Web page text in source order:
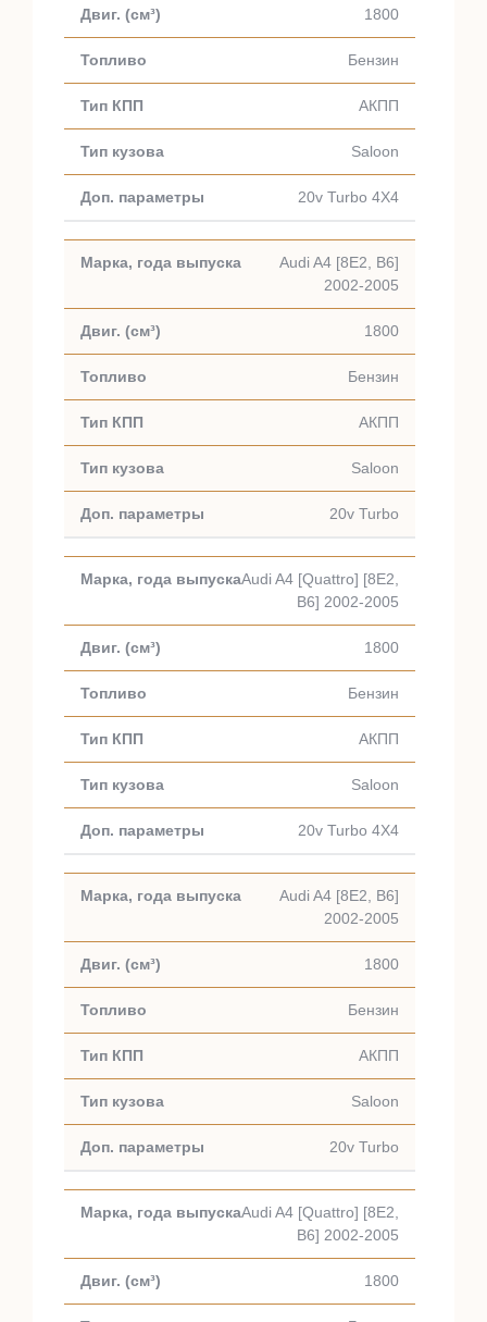
1800
Бензин
АКПП
Saloon
20v Turbo 4X4
Audi A4 [8E2, B6]
2002-2005
1800
Бензин
АКПП
Saloon
20v Turbo
Audi A4 [Quattro] [8E2,
B6] 2002-2005
1800
Бензин
АКПП
Saloon
20v Turbo 4X4
Audi A4 [8E2, B6]
2002-2005
1800
Бензин
АКПП
Saloon
20v Turbo
Audi A4 [Quattro] [8E2,
B6] 2002-2005
1800